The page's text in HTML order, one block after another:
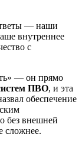
— наши
внутреннее
с
— он прямо
ПВО, и эта
обеспечение
без внешней
сложнее.